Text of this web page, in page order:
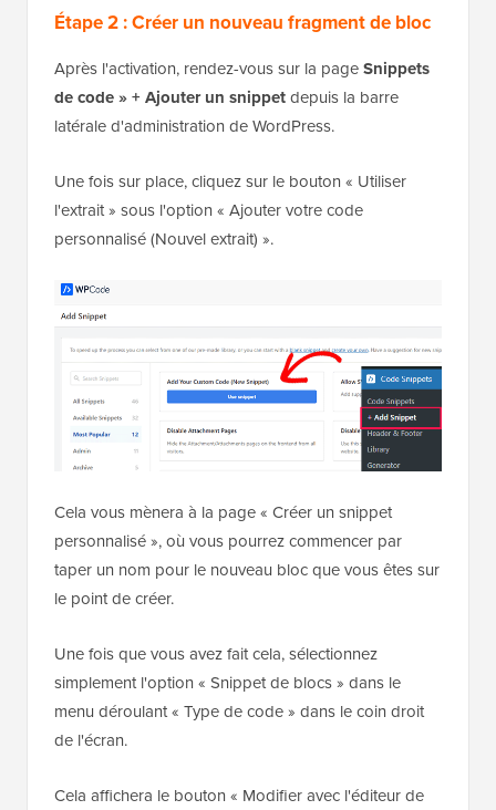
Étape 2 : Créer un nouveau fragment de bloc
Après l'activation, rendez-vous sur la pageSnippets
de code » + Ajouter un snippetdepuis la barre
latérale d'administration de WordPress.
Une fois sur place, cliquez sur le bouton « Utiliser
l'extrait » sous l'option « Ajouter votre code
personnalisé (Nouvel extrait) ».
Cela vous mènera à la page « Créer un snippet
personnalisé », où vous pourrez commencer par
taper un nom pour le nouveau bloc que vous êtes sur
le point de créer.
Une fois que vous avez fait cela, sélectionnez
simplement l'option « Snippet de blocs » dans le
menu déroulant « Type de code » dans le coin droit
de l'écran.
Cela affichera le bouton « Modifier avec l'éditeur de